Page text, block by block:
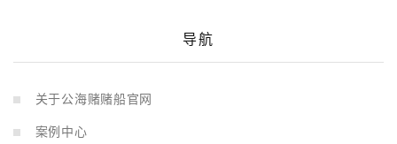
导航
关于公海赌赌船官网
案例中心